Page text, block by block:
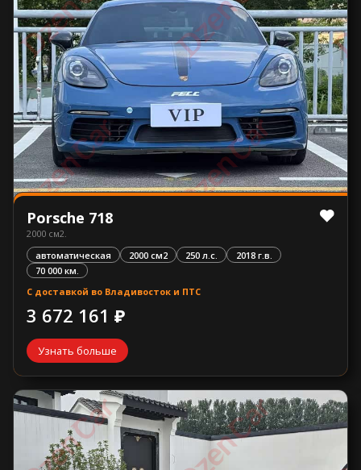
Porsche 718
2000 см2.
автоматическая
2000 см2 250 л.с.
2018 г.в.
70 000 км.
С доставкой во Владивосток и ПТС
3 672 161 ₽
Узнать больше